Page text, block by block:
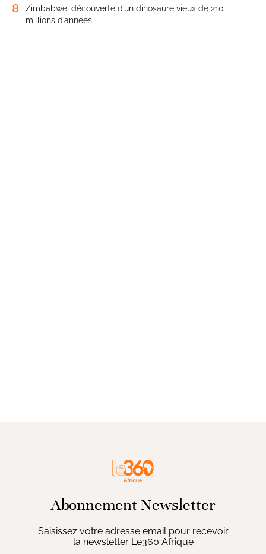
8
Zimbabwe: découverte d’un dinosaure vieux de 210
millions d’années
Abonnement Newsletter
Saisissez votre adresse email pour recevoir
la newsletter Le360 Afrique